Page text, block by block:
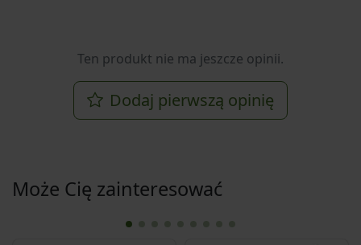
Ten produkt nie ma jeszcze opinii.
Dodaj pierwszą opinię
Może Cię zainteresować